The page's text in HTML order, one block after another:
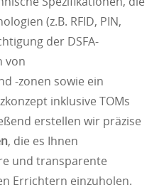
(z.B. RFID, PIN,
der DSFA-
von
-zonen sowie ein
inklusive TOMs
erstellen wir präzise
, die es Ihnen
und transparente
Errichtern einzuholen.